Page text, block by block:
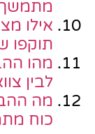
מתמשך
אילו
תוקפו
מהו
לבין
מה
כוח